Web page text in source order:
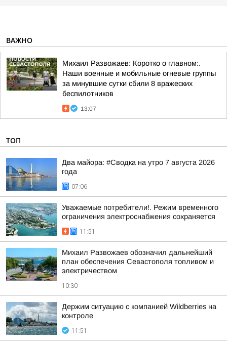
ВАЖНО
Михаил Развожаев: Коротко о главном:.
Наши военные и мобильные огневые группы
за минувшие сутки сбили 8 вражеских
беспилотников
13:07
ТОП
Два майора: #Сводка на утро 7 августа 2026
года
07:06
Уважаемые потребители!. Режим временного
ограничения электроснабжения сохраняется
11:51
Михаил Развожаев обозначил дальнейший
план обеспечения Севастополя топливом и
электричеством
10:30
Держим ситуацию с компанией Wildberries на
контроле
11:51